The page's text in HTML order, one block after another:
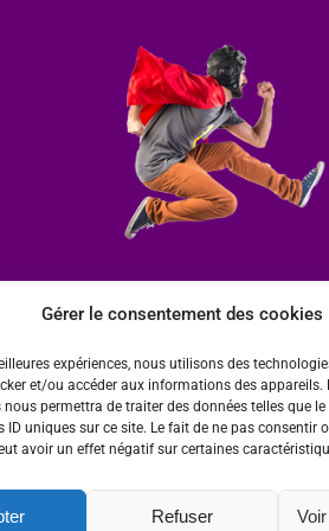
Gérer le consentement des cookies
expériences, nous utilisons des
et/ou accéder aux informations des appareils.
nous permettra de traiter des données telles que
ID uniques sur ce site. Le fait de ne pas consentir
avoir un effet négatif sur certaines
Refuser